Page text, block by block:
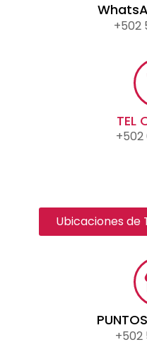
+502
TEL
+502
Ubicaciones de
+502